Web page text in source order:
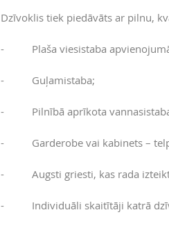
Dzīvoklis tiek piedāvāts ar pilnu,
- Plaša viesistaba apvienojumā
- Guļamistaba;
- Pilnībā aprīkota vannasistaba
- Garderobe vai kabinets –
- Augsti griesti, kas rada
- Individuāli skaitītāji katrā